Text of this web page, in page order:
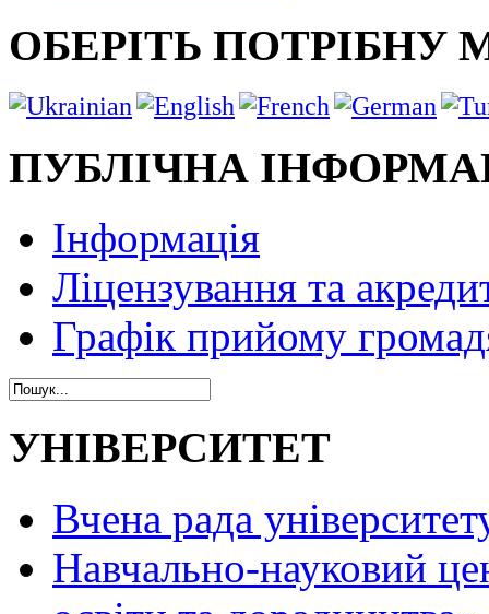
ОБЕРІТЬ ПОТРІБНУ
ПУБЛІЧНА
Інформація
Ліцензування та
Графік прийому
УНІВЕРСИТЕТ
Вчена рада
Навчально-науковий